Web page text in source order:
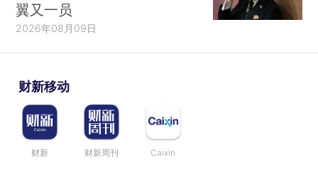
翼又一员
2026年08月09日
财新移动
财新 财新周刊 Caixin